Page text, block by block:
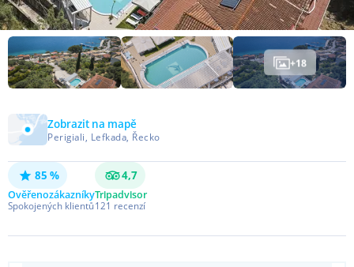
+18
Zobrazit na mapě
Perigiali, Lefkada, Řecko
85 %
Ověřenozákazníky
Spokojených klientů
4,7
Tripadvisor
121 recenzí